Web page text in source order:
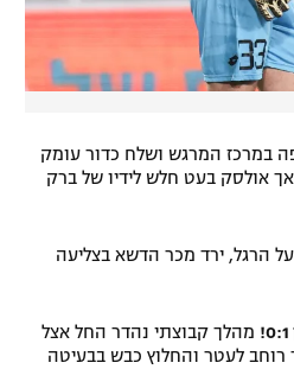
יפה במרכז המרגש ושלח כדור עומק
אולסק בעט חלש לידיו של ברק
על הרגל, ירד מכר הדשא בצליעה
מהלך קבוצתי נהדר החל אצל
רוחב לעטר והחלוץ כבש בבעיטה